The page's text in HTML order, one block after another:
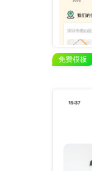
免费模板